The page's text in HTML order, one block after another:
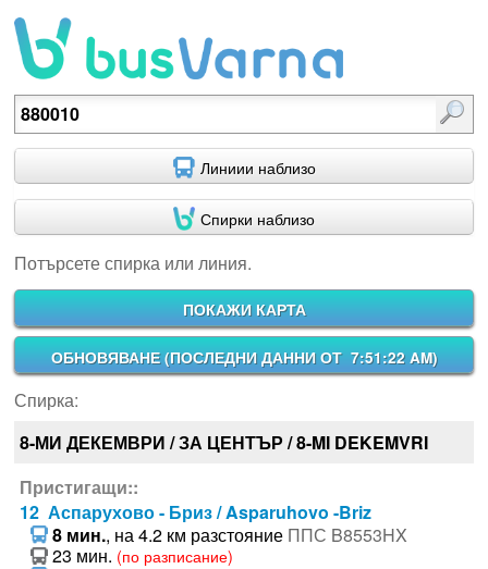
Потърсете спирка или линия.
Линиии наблизо
Спирки наблизо
Потърсете спирка или линия.
ПОКАЖИ КАРТА
ОБНОВЯВАНЕ (ПОСЛЕДНИ ДАННИ ОТ 7:51:22 AM)
Спирка:
8-МИ ДЕКЕМВРИ / ЗА ЦЕНТЪР / 8-MI DEKEMVRI
Пристигащи::
12 Аспарухово - Бриз / Asparuhovo -Briz
8 мин., на 4.2 км разстояние ППС B8553HX
23 мин. (по разписание)